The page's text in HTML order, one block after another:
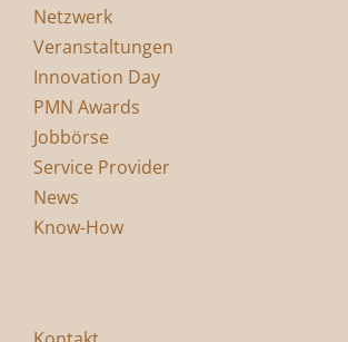
Netzwerk
Veranstaltungen
Innovation Day
PMN Awards
Jobbörse
Service Provider
News
Know-How